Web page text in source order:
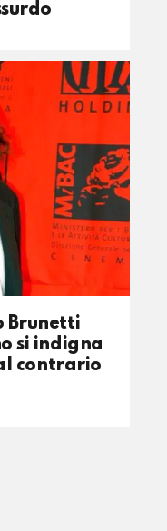
Brunetti
si indigna
contrario